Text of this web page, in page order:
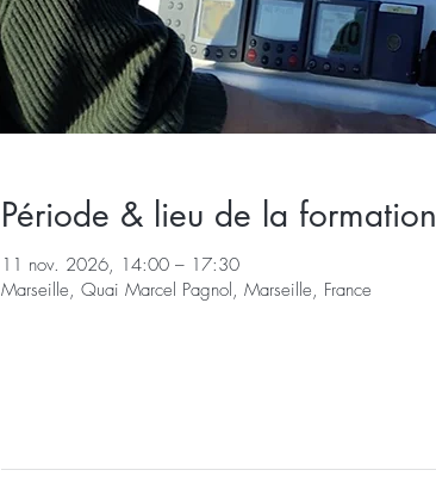
Période & lieu de la formation
11 nov. 2026, 14:00 – 17:30
Marseille, Quai Marcel Pagnol, Marseille, France